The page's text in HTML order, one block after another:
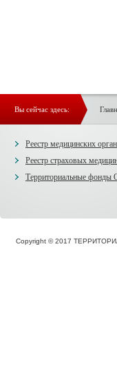
Вы сейчас здесь:
Реестр медицинских
Реестр страховых
Территориальные
Copyright © 2017